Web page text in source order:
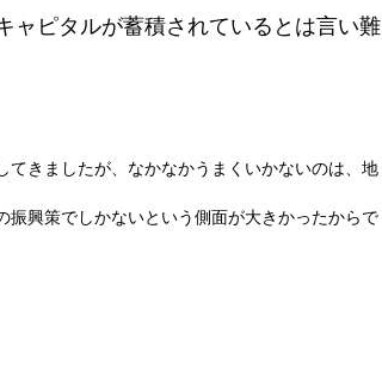
ャピタルが蓄積されているとは言い難
きましたが、なかなかうまくいかないのは、地
興策でしかないという側面が大きかったからで